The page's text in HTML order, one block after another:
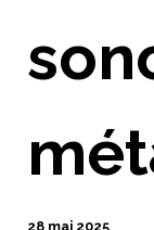
28 mai 2025